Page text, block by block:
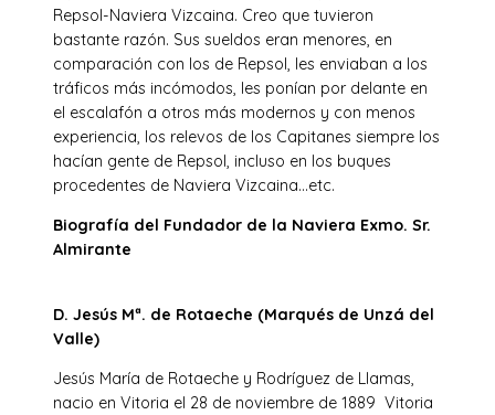
Repsol-Naviera Vizcaina. Creo que tuvieron
bastante razón. Sus sueldos eran menores, en
comparación con los de Repsol, les enviaban a los
tráficos más incómodos, les ponían por delante en
el escalafón a otros más modernos y con menos
experiencia, los relevos de los Capitanes siempre los
hacían gente de Repsol, incluso en los buques
procedentes de Naviera Vizcaina…etc.
Biografía del Fundador de la Naviera Exmo. Sr.
Almirante
D. Jesús Mª. de Rotaeche (Marqués de Unzá del
Valle)
Jesús María de Rotaeche y Rodríguez de Llamas,
nacio en Vitoria el 28 de noviembre de 1889 Vitoria